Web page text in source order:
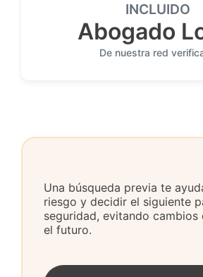
INCLUIDO
Abogado
De nuestra red
Una búsqueda previa te
riesgo y decidir el siguiente
seguridad, evitando cambios
el futuro.